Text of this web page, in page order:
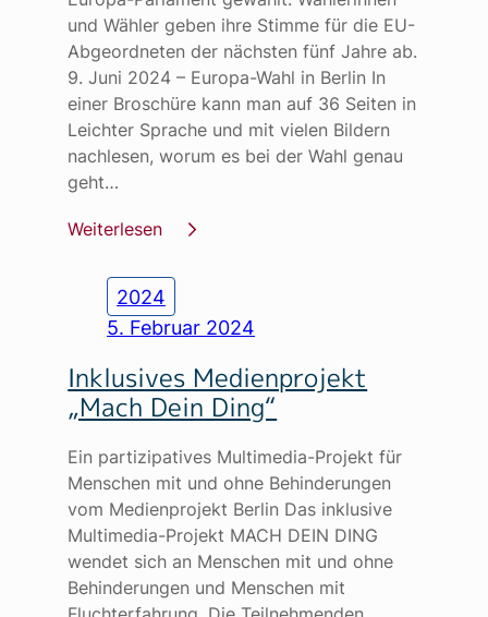
und Wähler geben ihre Stimme für die EU-
Abgeordneten der nächsten fünf Jahre ab.
9. Juni 2024 – Europa-Wahl in Berlin In
einer Broschüre kann man auf 36 Seiten in
Leichter Sprache und mit vielen Bildern
nachlesen, worum es bei der Wahl genau
geht…
Weiterlesen
2024
5. Februar 2024
Inklusives Medienprojekt
„Mach Dein Ding“
Ein partizipatives Multimedia-Projekt für
Menschen mit und ohne Behinderungen
vom Medienprojekt Berlin Das inklusive
Multimedia-Projekt MACH DEIN DING
wendet sich an Menschen mit und ohne
Behinderungen und Menschen mit